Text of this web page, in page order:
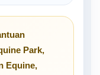
Park,
Equine,